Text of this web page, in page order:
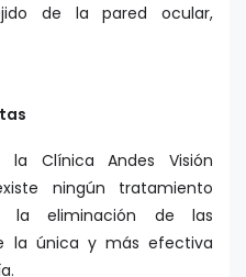
de la pared ocular,
la Clínica Andes Visión
ningún tratamiento
la eliminación de las
la única y más efectiva